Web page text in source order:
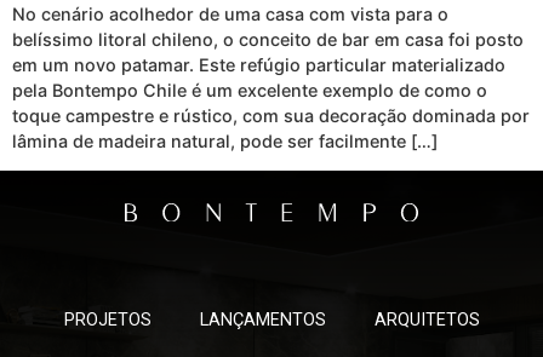
No cenário acolhedor de uma casa com vista para o
belíssimo litoral chileno, o conceito de bar em casa foi posto
em um novo patamar. Este refúgio particular materializado
pela Bontempo Chile é um excelente exemplo de como o
toque campestre e rústico, com sua decoração dominada por
lâmina de madeira natural, pode ser facilmente […]
PROJETOS LANÇAMENTOS ARQUITETOS